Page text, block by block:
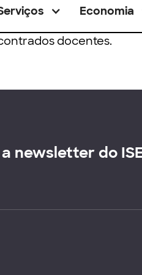
Economia
docentes.
newsletter do